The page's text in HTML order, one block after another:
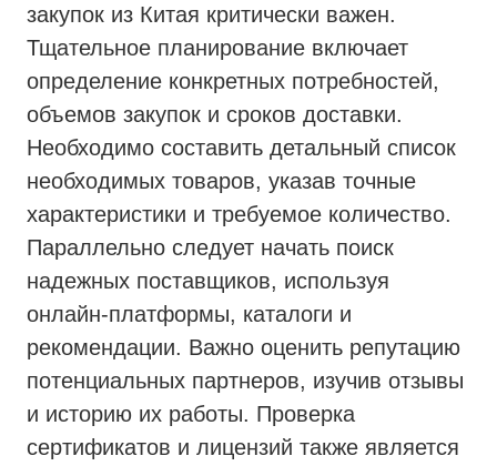
закупок из Китая критически важен.
Тщательное планирование включает
определение конкретных потребностей,
объемов закупок и сроков доставки.
Необходимо составить детальный список
необходимых товаров, указав точные
характеристики и требуемое количество.
Параллельно следует начать поиск
надежных поставщиков, используя
онлайн-платформы, каталоги и
рекомендации. Важно оценить репутацию
потенциальных партнеров, изучив отзывы
и историю их работы. Проверка
сертификатов и лицензий также является